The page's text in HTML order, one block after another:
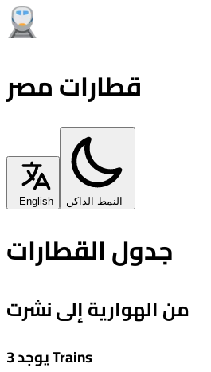
قطارات مصر
English النمط الداكن
جدول القطارات
من الهوارية إلى نشرت
يوجد 3 Trains